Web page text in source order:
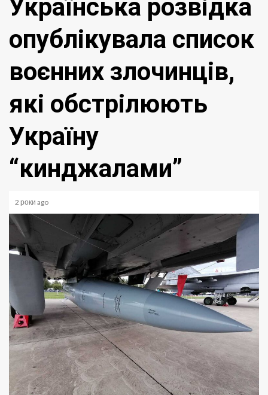
Українська розвідка
опублікувала список
воєнних злочинців,
які обстрілюють
Україну
“кинджалами”
2 роки ago